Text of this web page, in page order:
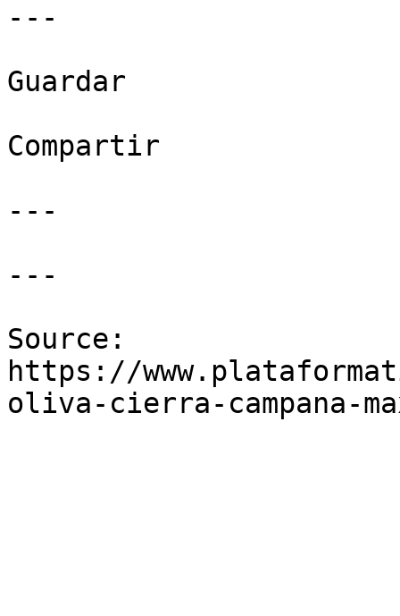
---
Guardar
Compartir
---
---
Source:
https://